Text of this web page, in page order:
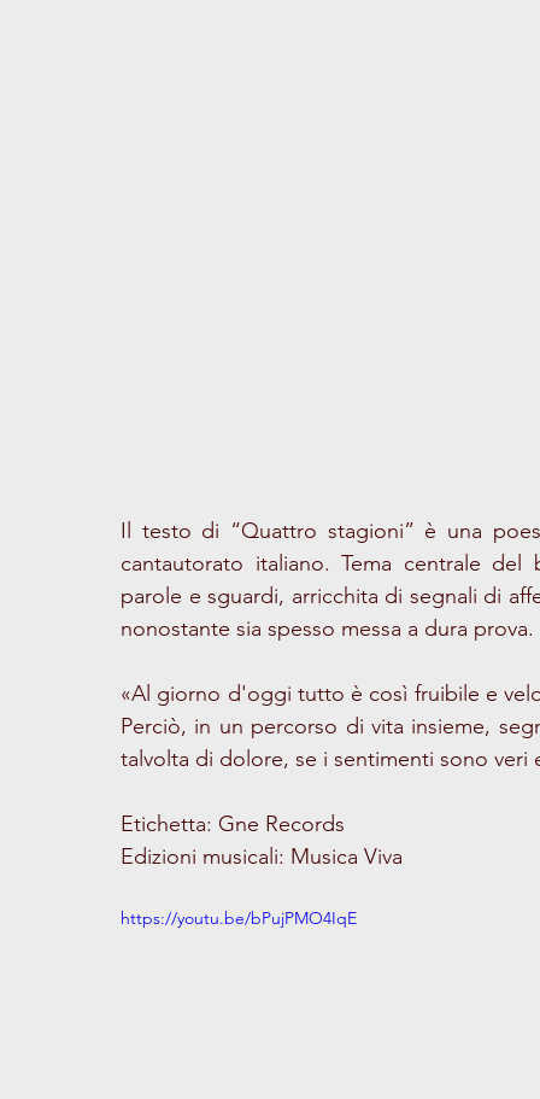
Il testo di “Quattro stagioni” è una
cantautorato italiano. Tema centrale
parole e sguardi, arricchita di segnali di
nonostante sia spesso messa a dura prova.
«Al giorno d'oggi tutto è così fruibile e
Perciò, in un percorso di vita insieme,
talvolta di dolore, se i sentimenti sono
Etichetta: Gne Records
Edizioni musicali: Musica Viva
https://youtu.be/bPujPMO4IqE